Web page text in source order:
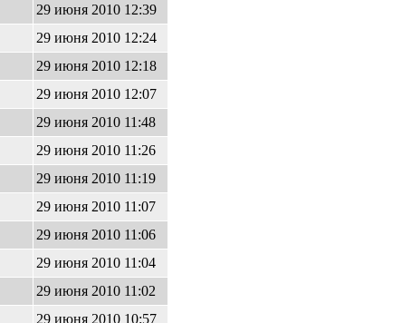
29 июня 2010 12:39
29 июня 2010 12:24
29 июня 2010 12:18
29 июня 2010 12:07
29 июня 2010 11:48
29 июня 2010 11:26
29 июня 2010 11:19
29 июня 2010 11:07
29 июня 2010 11:06
29 июня 2010 11:04
29 июня 2010 11:02
29 июня 2010 10:57